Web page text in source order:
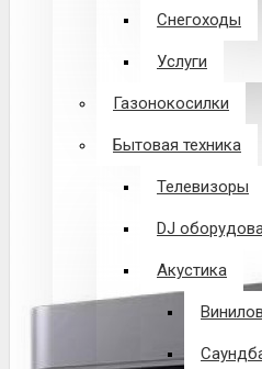
Снегоходы
Услуги
Газонокосилки
Бытовая техника
Телевизоры
DJ
Акустика